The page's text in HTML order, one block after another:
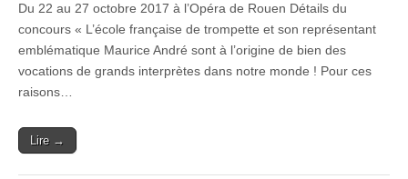
de
Trompette
Aubier
Du 22 au 27 octobre 2017 à l’Opéra de Rouen Détails du
concours « L’école française de trompette et son représentant
emblématique Maurice André sont à l’origine de bien des
vocations de grands interprètes dans notre monde ! Pour ces
raisons…
Lire →